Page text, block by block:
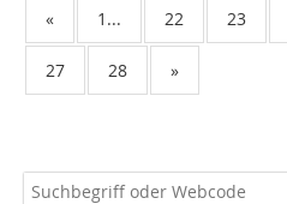
« 1... 22 23
27 28 »